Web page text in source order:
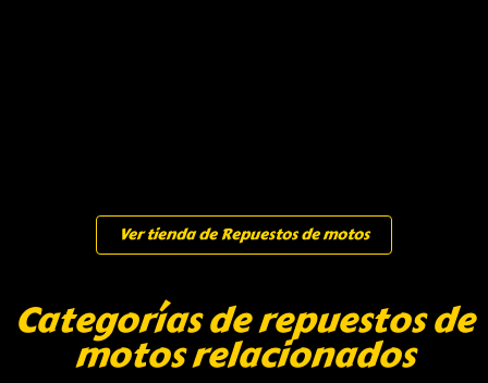
Ver tienda de Repuestos de motos
Categorías de repuestos de
motos relacionados